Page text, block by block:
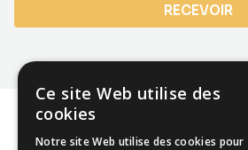
RECEVOIR
Ce site Web utilise des
cookies
Notre site Web utilise des cookies pour